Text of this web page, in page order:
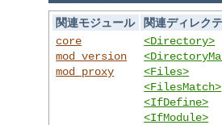
関連モジュール
関連ディレク
core
mod_version
mod_proxy
<Directory>
<Files>
<FilesMatch>
<IfDefine>
<IfModule>